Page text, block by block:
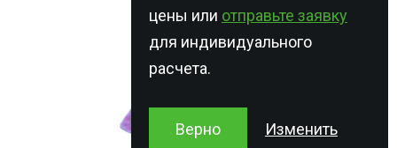
цены или отправьте заявку
для индивидуального
расчета.
Верно Изменить